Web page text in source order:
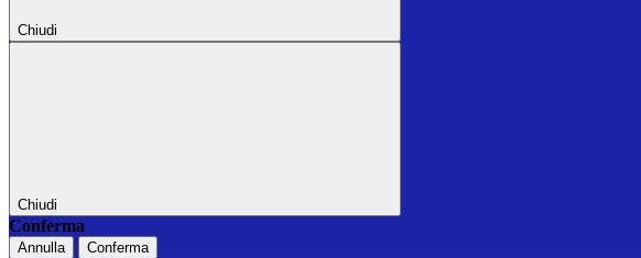
Chiudi
Chiudi
Conferma
Annulla Conferma